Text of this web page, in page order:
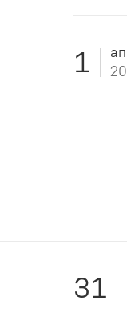
1
31